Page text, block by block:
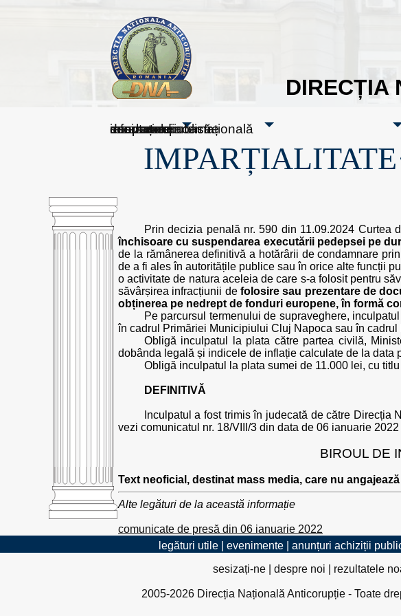
DIRECȚIA
sesizați-ne
despre noi
rezultatele noastre
mass media
informare publică
cooperare internațională
Prin decizia penală nr. 590 din 11.09.2024 Curtea
închisoare cu suspendarea executării pedepsei pe
de la rămânerea definitivă a hotărârii de condamnare
de a fi ales în autoritățile publice sau în orice alte funcții
o activitate de natura aceleia de care s-a folosit pentru
săvârșirea infracțiunii de folosire sau prezentare de
obținerea pe nedrept de fonduri europene, în formă
Pe parcursul termenului de supraveghere,
în cadrul Primăriei Municipiului Cluj Napoca sau în
Obligă inculpatul la plata către partea civilă,
dobânda legală și indicele de inflație calculate de la
Obligă inculpatul la plata sumei de 11.000 lei, cu
DEFINITIVĂ
Inculpatul a fost trimis în judecată de către
vezi comunicatul nr. 18/VIII/3 din data de 06 ianuarie
BIROUL DE
Text neoficial, destinat mass media, care nu
Alte legături de la această informație
comunicate de presă din 06 ianuarie 2022
legături utile| evenimente| anunțuri achiziții
sesizați-ne| despre noi rezultatele
2005-2026 Direcția Națională Anticorupție - Toate